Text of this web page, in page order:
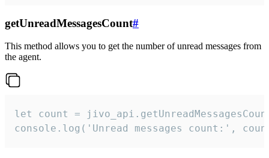
getUnreadMessagesCount#
This method allows you to get the number of unread messages from
the agent.
let count =
console.log('Unread messages count:',